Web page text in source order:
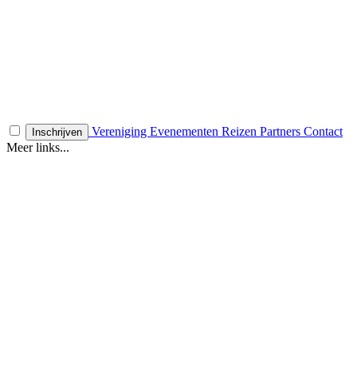
Inschrijven Vereniging Evenementen Reizen Partners Contact
Meer links...